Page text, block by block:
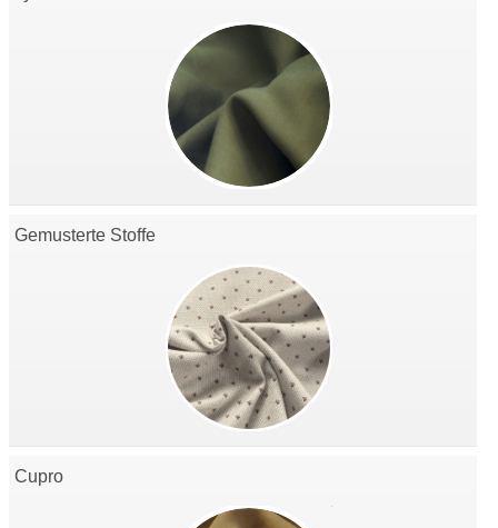
Gemusterte Stoffe
Cupro